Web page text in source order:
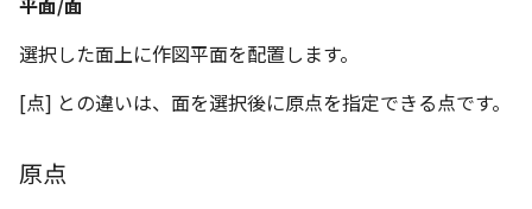
選択した面上に作図平面を配置します。
[点] との違いは、面を選択後に原点を指定できる点です。
原点